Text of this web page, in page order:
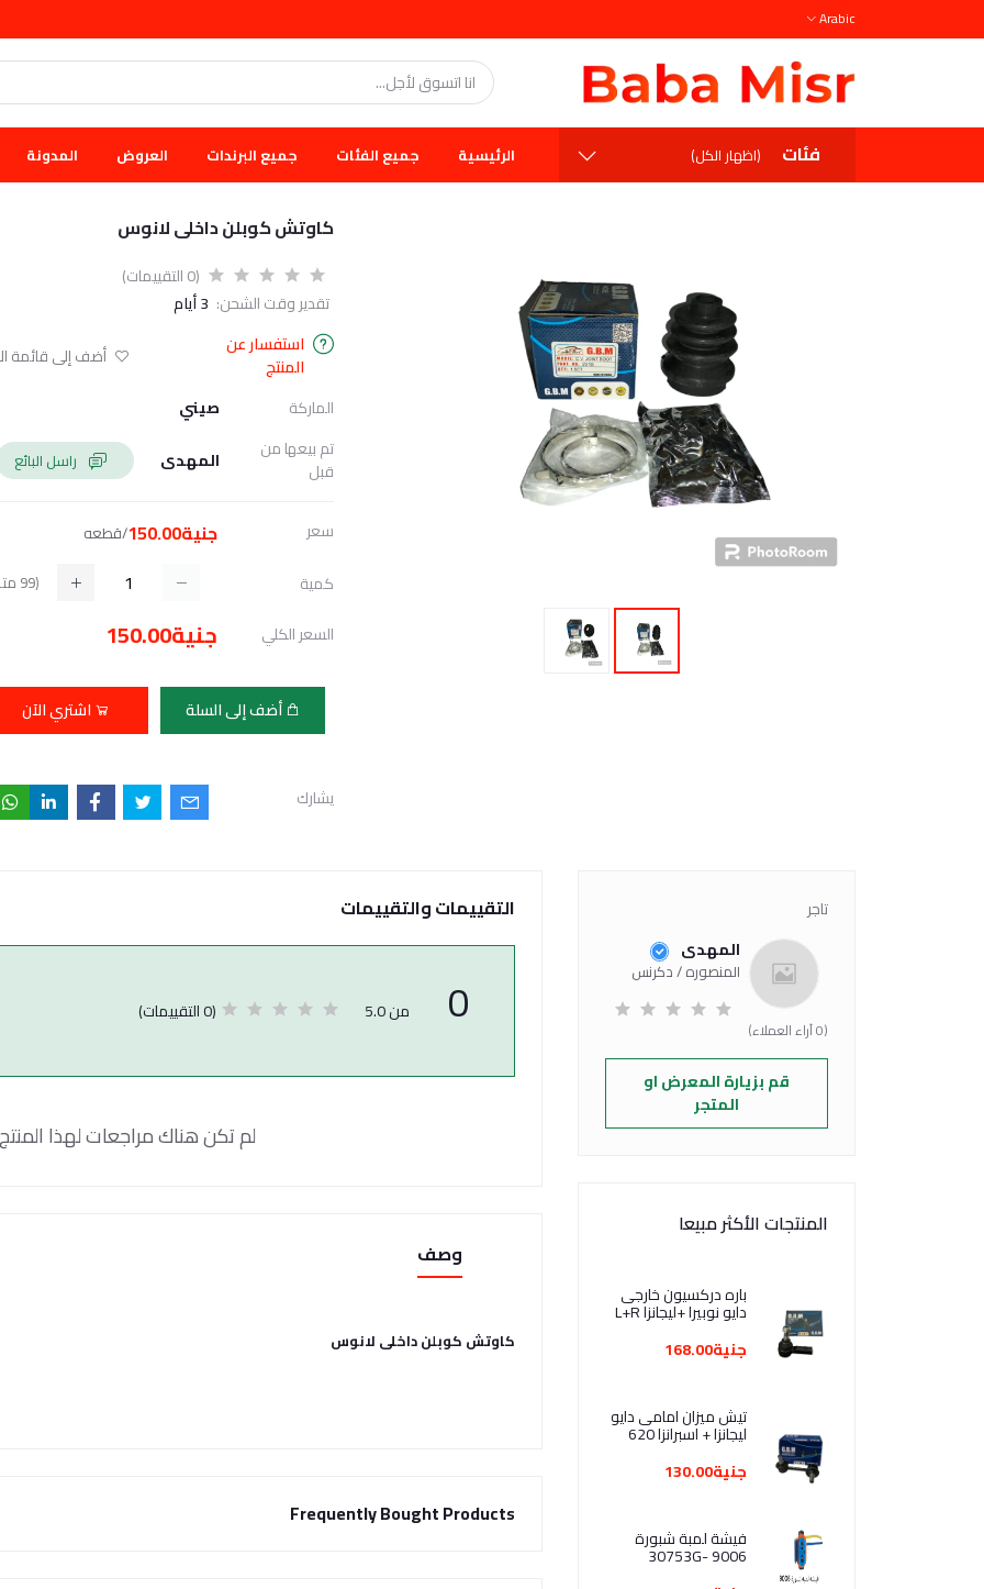
Arabic
فئات (اظهار الكل) الرئيسية جميع الفئات جميع البرندات العروض المدونة
كاوتش كوبلن داخلى لانوس
(0 التقييمات)
تقدير وقت الشحن: 3 أيام
استفسار عن
المنتج
أضف إلى قائمة
الماركة
صيني
تم بيعها من
قبل
المهدى
سعر جنية150.00 /قطعه
كمية (
99
السعر الكلي جنية150.00
أضف إلى السلة اشتري الآن
يشارك
تاجر
المهدى
المنصوره / دكرنس
(0 آراء العملاء)
قم بزيارة المعرض او
المتجر
المنتجات الأكثر مبيعا
باره دركسيون خارجى
دايو نوبيرا +ليجانزا L+R
جنية168.00
تيش ميزان امامى دايو
ليجانزا + اسبرانزا 620
جنية130.00
فيشة لمبة شبورة
9006 -30753G
التقييمات والتقييمات
0 من 5.0 (0 التقييمات)
لم تكن هناك مراجعات لهذا
وصف
كاوتش كوبلن داخلى لانوس
Frequently Bought Products